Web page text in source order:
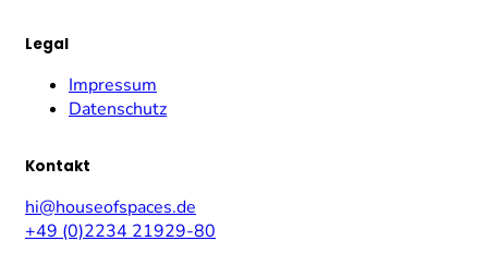
Legal
Impressum
Datenschutz
Kontakt
hi@houseofspaces.de
+49 (0)2234 21929-80